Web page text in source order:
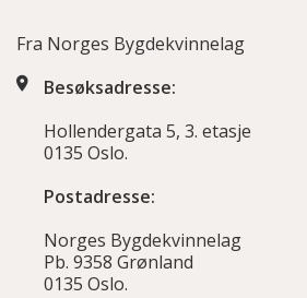
Fra Norges Bygdekvinnelag
Besøksadresse:
Hollendergata 5, 3. etasje
0135 Oslo.
Postadresse:
Norges Bygdekvinnelag
Pb. 9358 Grønland
0135 Oslo.